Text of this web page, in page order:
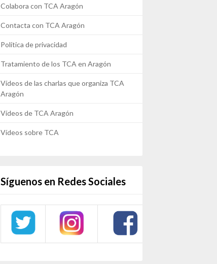
Colabora con TCA Aragón
Contacta con TCA Aragón
Política de privacidad
Tratamiento de los TCA en Aragón
Vídeos de las charlas que organiza TCA
Aragón
Vídeos de TCA Aragón
Vídeos sobre TCA
Síguenos en Redes Sociales